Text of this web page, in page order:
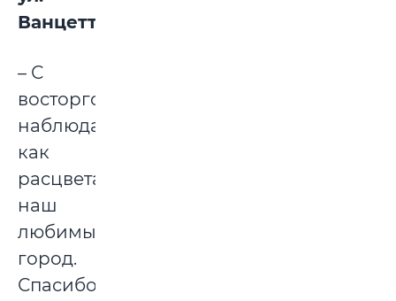
Ванцетти:
– С
восторгом
наблюдаю,
как
расцветает
наш
любимый
город.
Спасибо